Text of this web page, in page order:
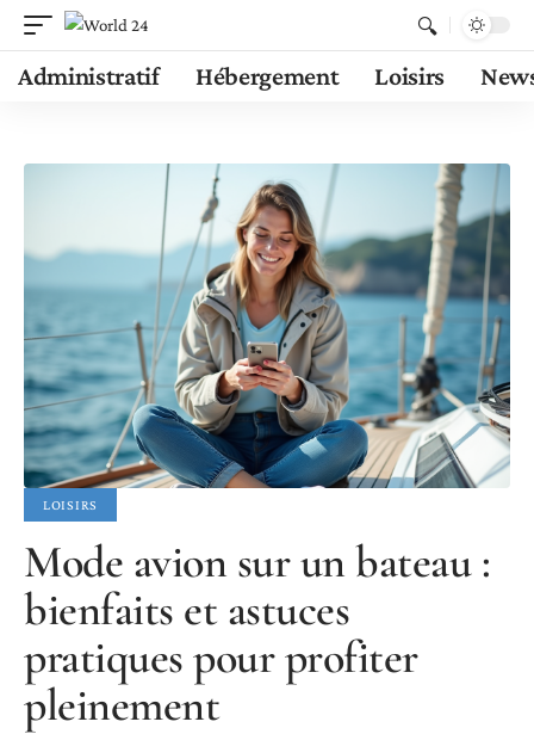
Administratif Hébergement Loisirs
LOISIRS
Mode avion sur un bateau :
bienfaits et astuces
pratiques pour profiter
pleinement